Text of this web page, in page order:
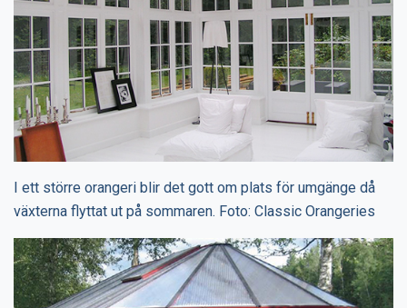
I ett större orangeri blir det gott om plats för umgänge då
växterna flyttat ut på sommaren. Foto: Classic Orangeries